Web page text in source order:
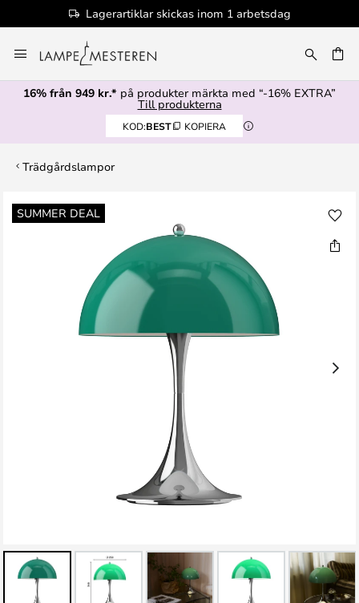
Lagerartiklar skickas inom 1 arbetsdag
till
innehållet
16% från 949 kr.* på produkter märkta med “-16% EXTRA”
Till produkterna
KOD:BEST KOPIERA
Trädgårdslampor
SUMMER DEAL
Hoppa
till